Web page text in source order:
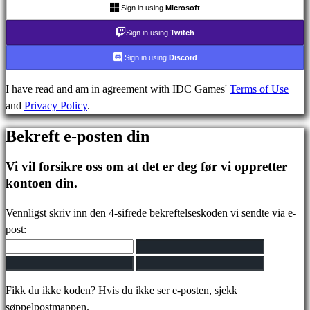
spørsmål
Registrer
Logg
inn
passord?
Bytt
AR
BS
CS
DA
Sign in using Microsoft
Sign in using Twitch
Sign in using Discord
I have read and am in agreement with IDC Games' Terms of Use
and Privacy Policy.
Bekreft e-posten din
Vi vil forsikre oss om at det er deg før vi oppretter
kontoen din.
Vennligst skriv inn den 4-sifrede bekreftelseskoden vi sendte via e-
post:
Fikk du ikke koden? Hvis du ikke ser e-posten, sjekk
søppelpostmappen.